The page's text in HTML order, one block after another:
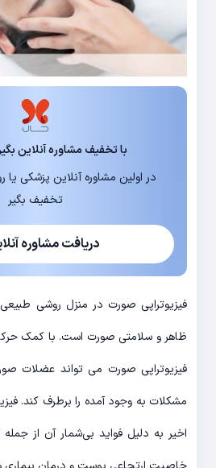
با تخفیف مشاوره آنلاین
تخفیف بگیر
دریافت مشاوره
فیزیوتراپی صورت در منزل روشی طبیعی
ظاهر و سلامتی صورت است. با کمک
فیزیوتراپی صورت می تواند عضلات
مشکلات به وجود آمده را برطرف کند.
اخیر به دلیل فواید بی‌شمار آن از